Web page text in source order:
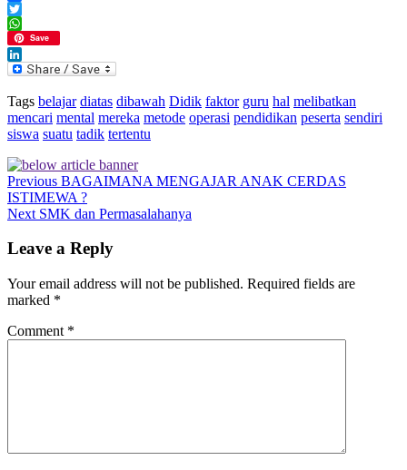
Facebook
Twitter
WhatsApp
Save
LinkedIn
Tags belajar diatas dibawah Didik faktor guru hal melibatkan
mencari mental mereka metode operasi pendidikan peserta sendiri
siswa suatu tadik tertentu
Previous BAGAIMANA MENGAJAR ANAK CERDAS
ISTIMEWA ?
Next SMK dan Permasalahanya
Leave a Reply
Your email address will not be published. Required fields are
marked *
Comment *